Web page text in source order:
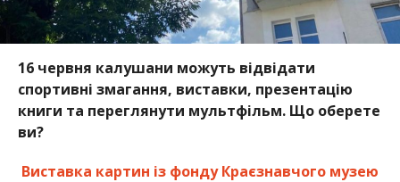
16 червня калушани можуть відвідати
спортивні змагання, виставки, презентацію
книги та переглянути мультфільм. Що оберете
ви?
Виставка картин із фонду Краєзнавчого музею